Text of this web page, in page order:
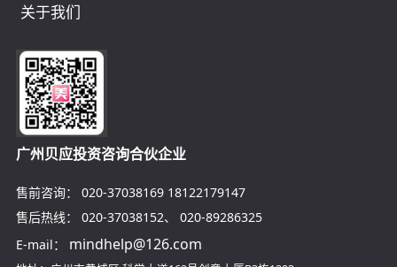
关于我们
广州贝应投资咨询合伙企业
售前咨询： 020-37038169 18122179147
售后热线：
020-37038152、 020-89286325
E-mail：
mindhelp@126.com